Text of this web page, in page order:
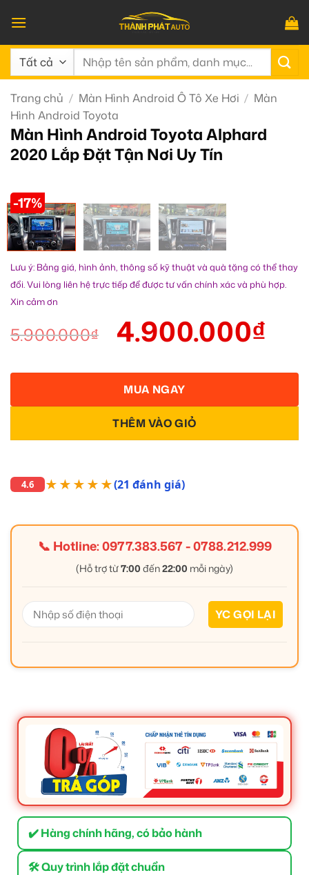
qua
nội
dung
Tìm
Trang chủ / Màn Hình Android Ô Tô Xe Hơi / Màn
Hình Android Toyota
Màn Hình Android Toyota Alphard
2020 Lắp Đặt Tận Nơi Uy Tín
-17%
Lưu ý: Bảng giá, hình ảnh, thông số kỹ thuật và quà tặng có thể thay
đổi. Vui lòng liên hệ trực tiếp để được tư vấn chính xác và phù hợp.
Xin cảm ơn
5.900.000₫ 4.900.000₫
THÊM VÀO GIỎ
MUA NGAY
4.6 ★★★★★(21 đánh giá)
📞 Hotline:0977.383.567-0788.212.999
(Hỗ trợ từ7:00 đến22:00 mỗi ngày)
✔️ Hàng chính hãng, có bảo hành
🛠 Quy trình lắp đặt chuẩn